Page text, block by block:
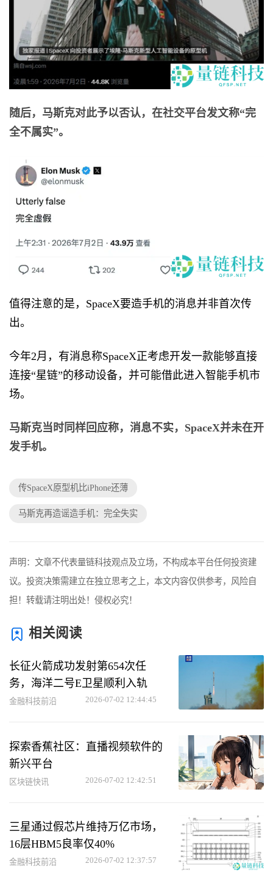
随后，马斯克对此予以否认，在社交平台发文称“完
全不属实”。
值得注意的是，SpaceX要造手机的消息并非首次传
出。
今年2月，有消息称SpaceX正考虑开发一款能够直接
连接“星链”的移动设备，并可能借此进入智能手机市
场。
马斯克当时同样回应称，消息不实，SpaceX并未在开
发手机。
传SpaceX原型机比iPhone还薄
马斯克再造谣造手机：完全失实
声明：文章不代表量链科技观点及立场，不构成本平台任何投资建
议。投资决策需建立在独立思考之上，本文内容仅供参考，风险自
担！转载请注明出处！侵权必究！
相关阅读
长征火箭成功发射第654次任
务，海洋二号E卫星顺利入轨
金融科技前沿 2026-07-02 12:44:45
探索香蕉社区：直播视频软件的
新兴平台
区块链快讯 2026-07-02 12:42:51
三星通过假芯片维持万亿市场，
16层HBM5良率仅40%
金融科技前沿 2026-07-02 12:37:57